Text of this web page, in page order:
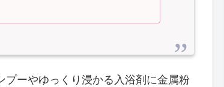
ーやゆっくり浸かる入浴剤に金属粉